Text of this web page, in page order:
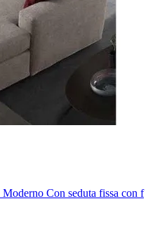
Con seduta fissa con f